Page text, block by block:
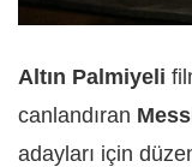
Altın Palmiyeli
canlandıran
adayları için